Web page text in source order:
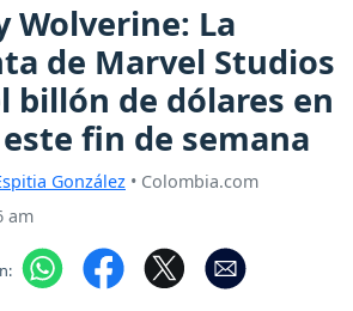
Wolverine: La
de Marvel Studios
billón de dólares en
fin de semana
González • Colombia.com
am